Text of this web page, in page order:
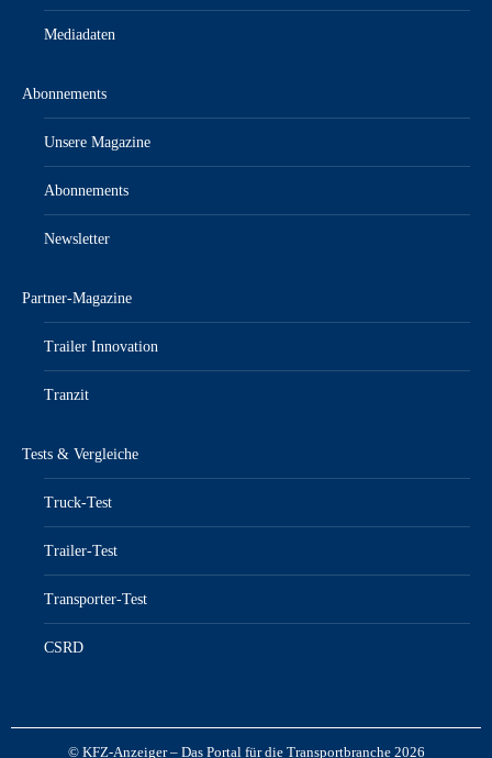
Mediadaten
Abonnements
Unsere Magazine
Abonnements
Newsletter
Partner-Magazine
Trailer Innovation
Tranzit
Tests & Vergleiche
Truck-Test
Trailer-Test
Transporter-Test
CSRD
© KFZ-Anzeiger – Das Portal für die Transportbranche 2026